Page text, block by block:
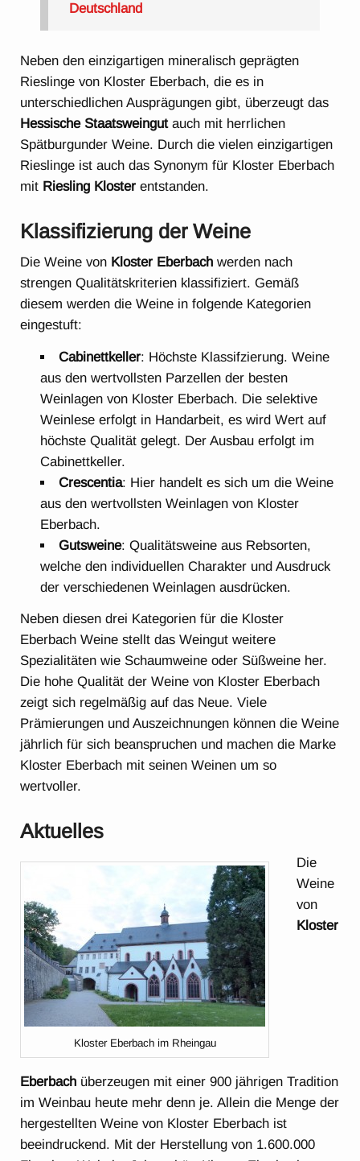
Deutschland
Neben den einzigartigen mineralisch geprägten
Rieslinge von Kloster Eberbach, die es in
unterschiedlichen Ausprägungen gibt, überzeugt das
Hessische Staatsweingutauch mit herrlichen
Spätburgunder Weine. Durch die vielen einzigartigen
Rieslinge ist auch das Synonym für Kloster Eberbach
mit Riesling Kloster entstanden.
Klassifizierung der Weine
Die Weine von Kloster Eberbach werden nach
strengen Qualitätskriterien klassifiziert. Gemäß
diesem werden die Weine in folgende Kategorien
eingestuft:
Cabinettkeller: Höchste Klassifzierung. Weine
aus den wertvollsten Parzellen der besten
Weinlagen von Kloster Eberbach. Die selektive
Weinlese erfolgt in Handarbeit, es wird Wert auf
höchste Qualität gelegt. Der Ausbau erfolgt im
Cabinettkeller.
Crescentia: Hier handelt es sich um die Weine
aus den wertvollsten Weinlagen von Kloster
Eberbach.
Gutsweine: Qualitätsweine aus Rebsorten,
welche den individuellen Charakter und Ausdruck
der verschiedenen Weinlagen ausdrücken.
Neben diesen drei Kategorien für die Kloster
Eberbach Weine stellt das Weingut weitere
Spezialitäten wie Schaumweine oder Süßweine her.
Die hohe Qualität der Weine von Kloster Eberbach
zeigt sich regelmäßig auf das Neue. Viele
Prämierungen und Auszeichnungen können die Weine
jährlich für sich beanspruchen und machen die Marke
Kloster Eberbach mit seinen Weinen um so
wertvoller.
Aktuelles
Kloster Eberbach im Rheingau
Die
Weine
von
Kloster
Eberbach überzeugen mit einer 900 jährigen Tradition
im Weinbau heute mehr denn je. Allein die Menge der
hergestellten Weine von Kloster Eberbach ist
beeindruckend. Mit der Herstellung von 1.600.000